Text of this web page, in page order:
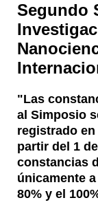
Segundo
"Las
al Simposio
registrado en
partir del 1
constancias
únicamente
80% y el